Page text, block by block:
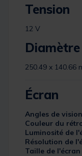
Tension
12 V
250.49 x 140.66
Écran
Angles de vision
Couleur du
Luminosité de
Résolution de
Taille de l'écran